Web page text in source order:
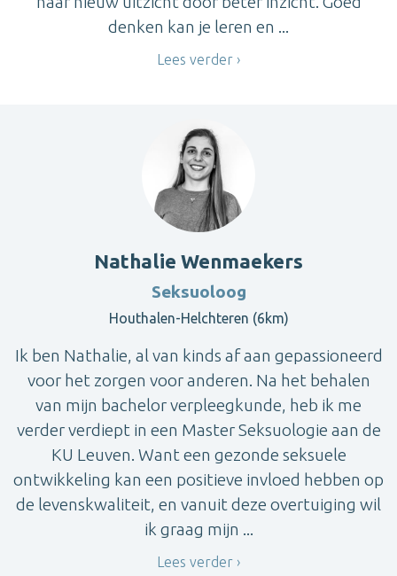
denken kan je leren en ...
Lees verder
Nathalie Wenmaekers
Seksuoloog
Houthalen-Helchteren (6km)
Ik ben Nathalie, al van kinds af aan gepassioneerd
voor het zorgen voor anderen. Na het behalen
van mijn bachelor verpleegkunde, heb ik me
verder verdiept in een Master Seksuologie aan de
KU Leuven. Want een gezonde seksuele
ontwikkeling kan een positieve invloed hebben op
de levenskwaliteit, en vanuit deze overtuiging wil
ik graag mijn ...
Lees verder